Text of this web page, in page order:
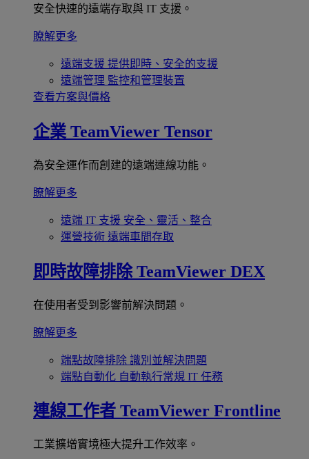
安全快速的遠端存取與 IT 支援。
瞭解更多
遠端支援 提供即時、安全的支援
遠端管理 監控和管理裝置
查看方案與價格
企業 TeamViewer Tensor
為安全運作而創建的遠端連線功能。
瞭解更多
遠端 IT 支援 安全、靈活、整合
運營技術 遠端車間存取
即時故障排除 TeamViewer DEX
在使用者受到影響前解決問題。
瞭解更多
端點故障排除 識別並解決問題
端點自動化 自動執行常規 IT 任務
連線工作者 TeamViewer Frontline
工業擴增實境極大提升工作效率。